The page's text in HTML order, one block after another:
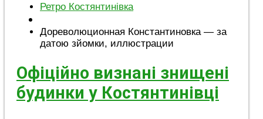
Ретро Костянтинівка
Дореволюционная Константиновка — за
датою зйомки, иллюстрации
Офіційно визнані знищені
будинки у Костянтинівці